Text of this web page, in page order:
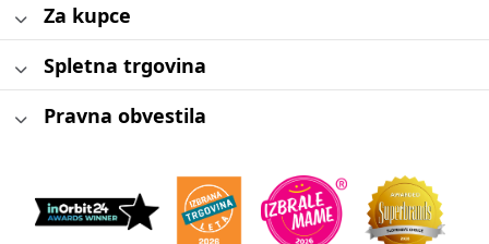
Za kupce
Spletna trgovina
Pravna obvestila